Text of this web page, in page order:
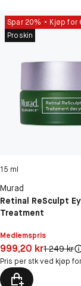
Spar 20%
Kjøp for
Proskin
15 ml
Murad
Retinal ReSculpt
Treatment
Medlemspris
Pris: 999,20 kr
999,20 krOriginal
1 249 kr
Pris per stk ved kjøp